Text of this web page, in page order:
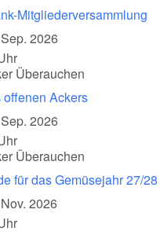
Mitgliederversammlung
2026
Überauchen
offenen Ackers
2026
Überauchen
für das Gemüsejahr 27/28
2026